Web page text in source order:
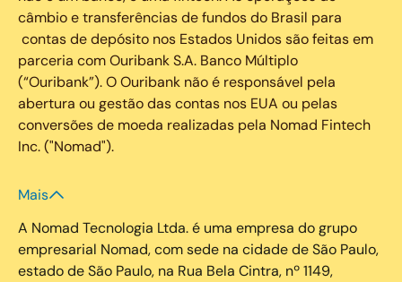
câmbio e transferências de fundos do Brasil para
contas de depósito nos Estados Unidos são feitas em
parceria com Ouribank S.A. Banco Múltiplo
(“Ouribank”). O Ouribank não é responsável pela
abertura ou gestão das contas nos EUA ou pelas
conversões de moeda realizadas pela Nomad Fintech
Inc. ("Nomad").
Mais
A Nomad Tecnologia Ltda. é uma empresa do grupo
empresarial Nomad, com sede na cidade de São Paulo,
estado de São Paulo, na Rua Bela Cintra, nº 1149,